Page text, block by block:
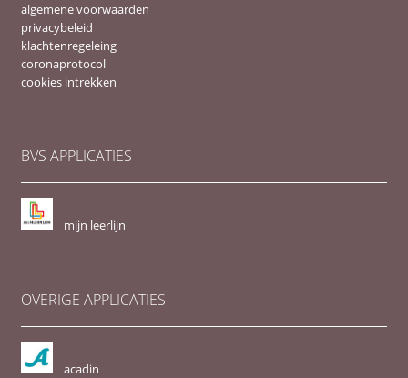
algemene voorwaarden
privacybeleid
klachtenregeleing
coronaprotocol
cookies intrekken
BVS APPLICATIES
mijn leerlijn
OVERIGE APPLICATIES
acadin